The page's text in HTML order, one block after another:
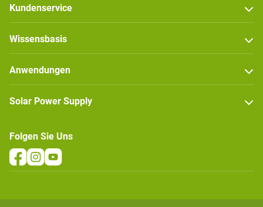
Kundenservice
Wissensbasis
Anwendungen
Solar Power Supply
Folgen Sie Uns